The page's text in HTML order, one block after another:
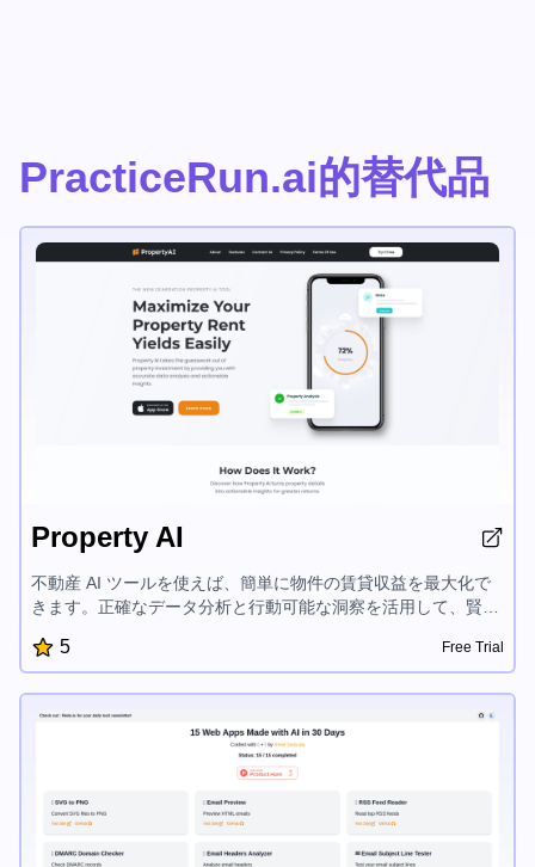
PracticeRun.ai的替代品
Property AI
不動産 AI ツールを使えば、簡単に物件の賃貸収益を最大化で
きます。正確なデータ分析と行動可能な洞察を活用して、賢明
評価し、リターンを伸ばすための的確なアドバイスを得られま
す。不動産市場でより高い成功を収めるために、AI 駆動の物件
インサイトの力を発揮しましょう。
5 Free Trial